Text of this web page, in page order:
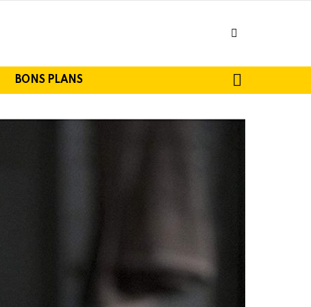
BONS PLANS